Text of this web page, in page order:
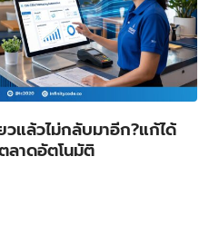
วแล้วไม่กลับมาอีก?แก้ได้
ลาดอัตโนมัติ